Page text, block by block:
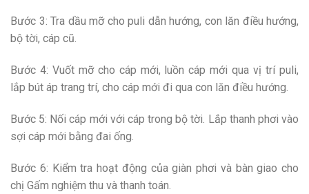
Bước 3: Tra dầu mỡ cho puli dẫn hướng, con lăn điều hướng,
bộ tời, cáp cũ.
Bước 4: Vuốt mỡ cho cáp mới, luồn cáp mới qua vị trí puli,
lắp bút áp trang trí, cho cáp mới đi qua con lăn điều hướng.
Bước 5: Nối cáp mới với cáp trong bộ tời. Lắp thanh phơi vào
sợi cáp mới bằng đai ống.
Bước 6: Kiểm tra hoạt động của giàn phơi và bàn giao cho
chị Gấm nghiệm thu và thanh toán.